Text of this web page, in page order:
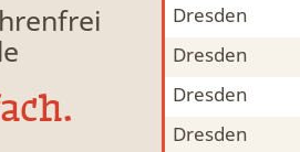
Dresden
& Fahrgemeinschaft
Dresden
& Fahrgemeinschaft
Dresden
& Fahrgemeinschaft
Dresden
& Fahrgemeinschaft